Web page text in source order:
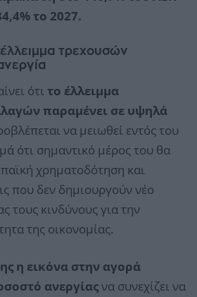
το 2027.
έλλειμμα τρεχουσών
ότι το έλλειμμα
παραμένει σε υψηλά
να μειωθεί εντός του
ότι σημαντικό μέρος του θα
χρηματοδότηση και
που δεν δημιουργούν νέο
τους κινδύνους για την
της οικονομίας.
η εικόνα στην αγορά
ανεργίαςνα συνεχίζει να